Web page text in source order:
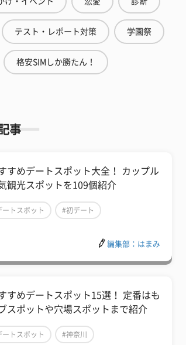
テスト・レポート対策 学園祭
格安SIMしか勝たん！
事
すめデートスポット大全！ カップル
観光スポットを109個紹介
ートスポット #初デート
編集部：はまみ
すめデートスポット15選！ 定番はも
スポットや穴場スポットまで紹介
ートスポット #神奈川